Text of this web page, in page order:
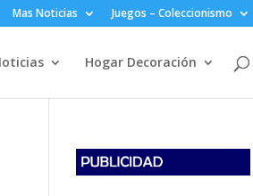
Mas Noticias Juegos – Coleccionismo
Hogar Decoración